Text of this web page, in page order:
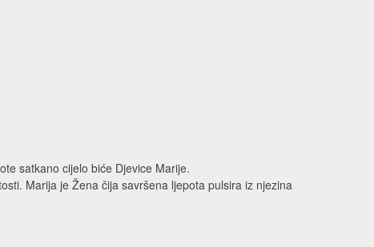
satkano cijelo biće Djevice Marije.
Marija je Žena čija savršena ljepota pulsira iz njezina